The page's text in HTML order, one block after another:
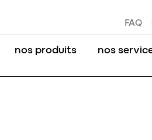
FAQ
nos produits nos